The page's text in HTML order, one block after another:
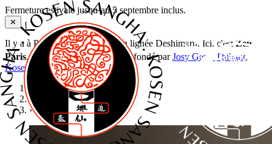
Fermeture estivale jusqu’au 5 septembre inclus.
✕
Il y a à Paris plusieurs dojos zen lignée Deshimaru. Ici, c'est Zen
Paris, 50 rue Labat, Paris 18 — fondé parJosy Genji Thibaut,
Kosen Sangha. Bienvenue !
›
› Journée de zazen